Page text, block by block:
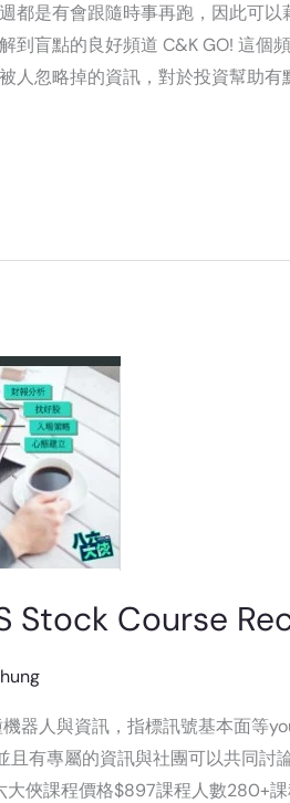
都是有會跟隨時事再跑，因此可
到盲點的良好頻道 C&K GO! 這
人忽略掉的資訊，對於投資幫助
Stock Course
器人與資訊，指標訊號基本面等
有專屬的資訊與社團可以共同
俠課程價格$897課程人數280+